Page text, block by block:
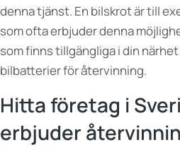
denna tjänst. En bilskrot är till
som ofta erbjuder denna
som finns tillgängliga i din
bilbatterier för återvinning.
Hitta företag i
erbjuder